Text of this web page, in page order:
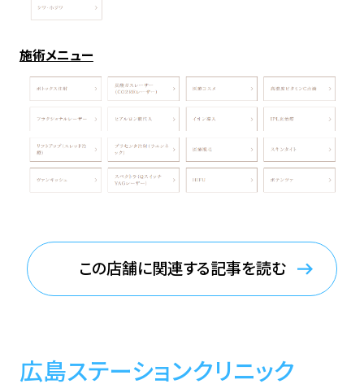
施術メニュー
この店舗に関連する記事を読む
広島ステーションクリニック